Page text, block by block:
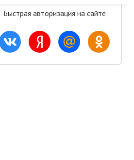
Быстрая авторизация на сайте